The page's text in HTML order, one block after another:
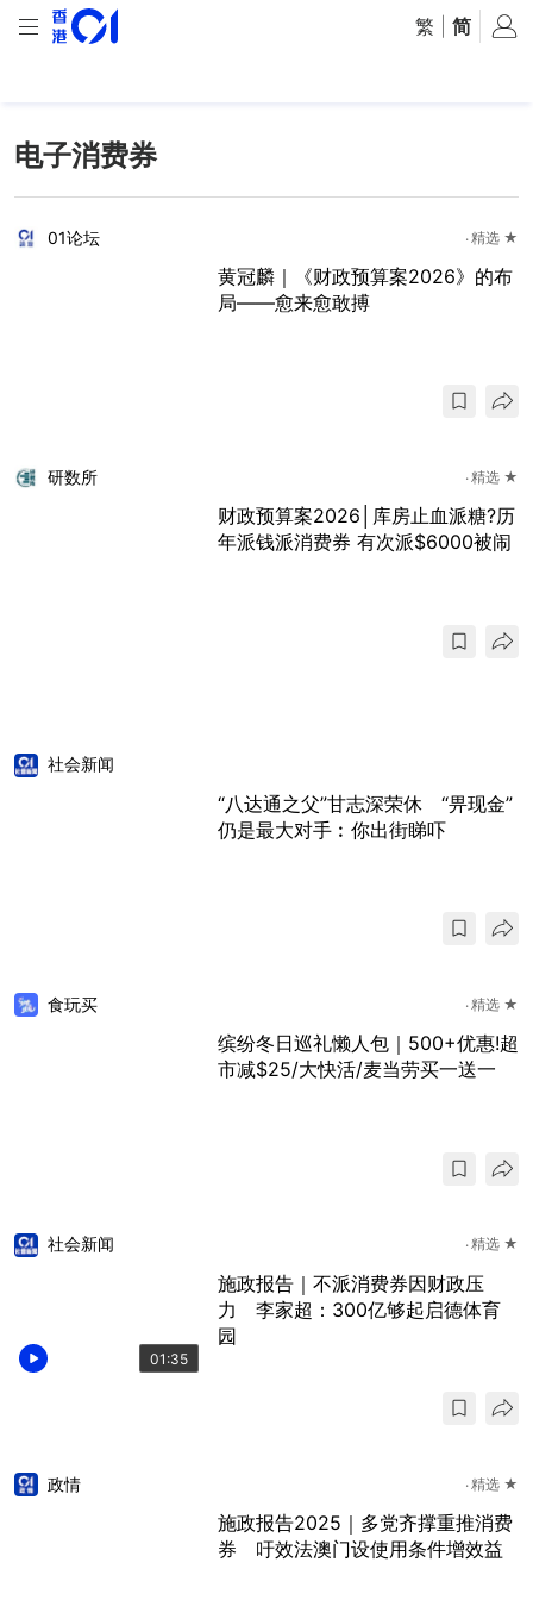
繁 简
电子消费券
01论坛 精选 ★
黄冠麟｜《财政预算案2026》的布
局——愈来愈敢搏
研数所 精选 ★
财政预算案2026│库房止血派糖?历
年派钱派消费券 有次派$6000被闹
社会新闻
“八达通之父”甘志深荣休 “畀现金”
仍是最大对手︰你出街睇吓
食玩买 精选 ★
缤纷冬日巡礼懒人包｜500+优惠!超
市减$25/大快活/麦当劳买一送一
01:35
社会新闻 精选 ★
施政报告｜不派消费券因财政压
力 李家超：300亿够起启德体育
园
政情 精选 ★
施政报告2025｜多党齐撑重推消费
券 吁效法澳门设使用条件增效益